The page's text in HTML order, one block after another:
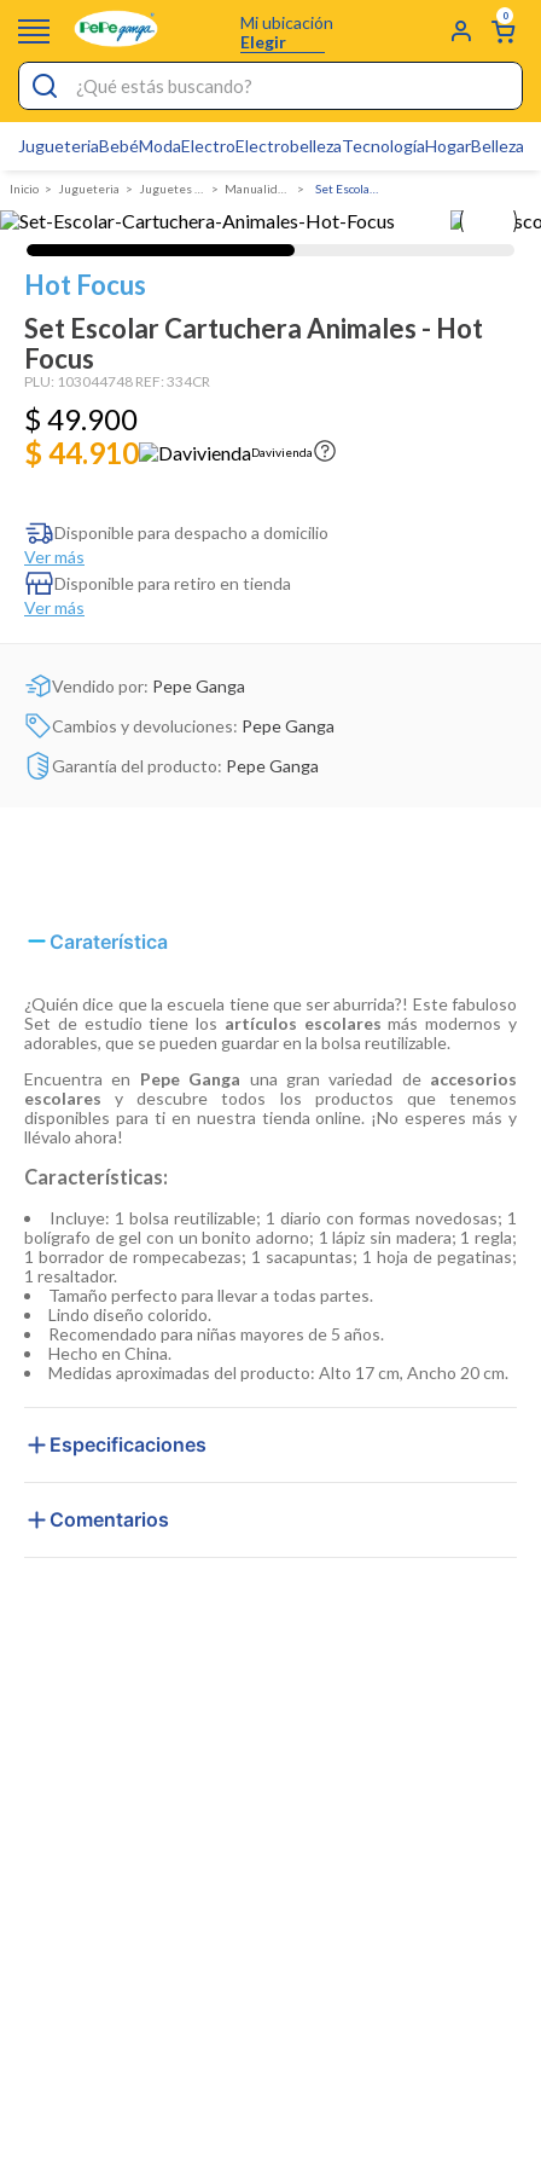
Mi ubicación
Elegir
0
¿Qué estás buscando?
JugueteriaBebéModaElectroElectrobellezaTecnologíaHogarBelleza
Jugueteria juguetes de rol manualidades
Hot Focus
Set Escolar Cartuchera Animales - Hot
Focus
PLU: 103044748 REF: 334CR
$ 49.900
$ 44.910
Davivienda
Disponible para despacho a domicilio
Ver más
Disponible para retiro en tienda
Ver más
Vendido por: Pepe Ganga
Cambios y devoluciones: Pepe Ganga
Garantía del producto: Pepe Ganga
Caraterística
¿Quién dice que la escuela tiene que ser aburrida?! Este fabuloso
Set de estudio tiene los artículos escolares más modernos y
adorables, que se pueden guardar en la bolsa reutilizable.
Encuentra en Pepe Ganga una gran variedad de accesorios
escolares y descubre todos los productos que tenemos
disponibles para ti en nuestra tienda online. ¡No esperes más y
llévalo ahora!
Características:
Incluye: 1 bolsa reutilizable; 1 diario con formas novedosas; 1
bolígrafo de gel con un bonito adorno; 1 lápiz sin madera; 1 regla;
1 borrador de rompecabezas; 1 sacapuntas; 1 hoja de pegatinas;
1 resaltador.
Tamaño perfecto para llevar a todas partes.
Lindo diseño colorido.
Recomendado para niñas mayores de 5 años.
Hecho en China.
Medidas aproximadas del producto: Alto 17 cm, Ancho 20 cm.
Especificaciones
Comentarios
Pijamas
Electro
Figuras Toy Story
Carters
Cartas Pokemon
Silla Mecedora Bebé
Bebes
Dinosaurio Juguete